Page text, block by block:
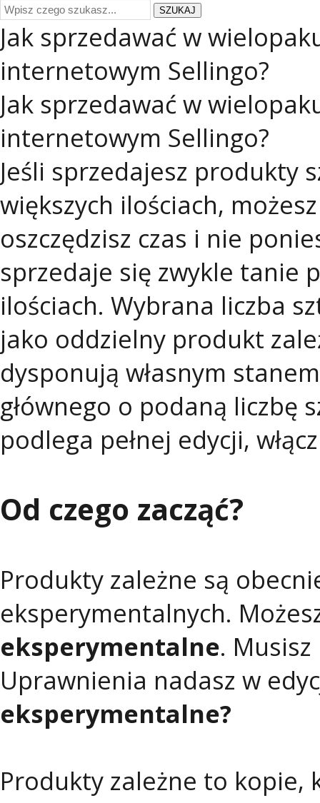
SZUKAJ
Jak sprzedawać w
internetowym Sellingo?
Jak sprzedawać w
internetowym Sellingo?
Jeśli sprzedajesz produkty
większych ilościach,
oszczędzisz czas i nie
sprzedaje się zwykle tanie
ilościach. Wybrana liczba
jako oddzielny produkt
dysponują własnym
głównego o podaną liczbę
podlega pełnej edycji,
Od czego zacząć?
Produkty zależne są
eksperymentalnych.
eksperymentalne.
Uprawnienia nadasz w
eksperymentalne?
Produkty zależne to kopie,